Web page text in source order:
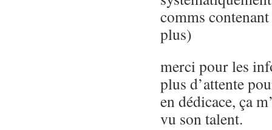
comms
plus)
merci pour les
plus d’attente
en dédicace, ça
vu son talent.